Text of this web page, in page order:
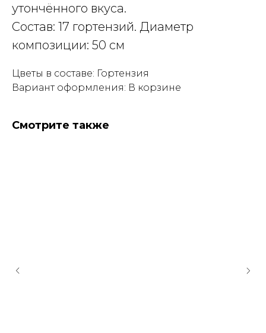
утончённого вкуса.
Состав: 17 гортензий. Диаметр
композиции: 50 см
Цветы в составе: Гортензия
Вариант оформления: В корзине
Смотрите также